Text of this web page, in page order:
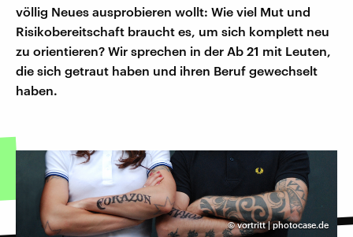
völlig Neues ausprobieren wollt: Wie viel Mut und
Risikobereitschaft braucht es, um sich komplett neu
zu orientieren? Wir sprechen in der Ab 21 mit Leuten,
die sich getraut haben und ihren Beruf gewechselt
haben.
©vortritt | photocase.de